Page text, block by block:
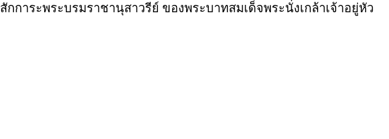
าระพระบรมราชานุสาวรีย์ ของพระบาทสมเด็จพระนั่งเกล้าเจ้าอยู่หัว